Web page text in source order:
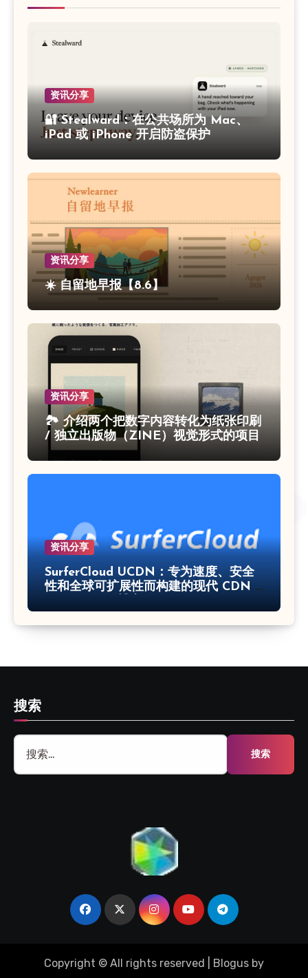
资讯分享
🔐 Stealward：在公共场所为 Mac、
iPad 或 iPhone 开启防盗保护
资讯分享
☀️ 自留地早报【8.6】
资讯分享
🏞 介绍两个把数字内容转化为纸张印刷
/ 独立出版物（ZINE）视觉形式的项目
资讯分享
SurferCloud UCDN：专为速度、安全
性和全球可扩展性而构建的现代 CDN –
搜索
搜
索：
Copyright © All rights reserved Blogus by